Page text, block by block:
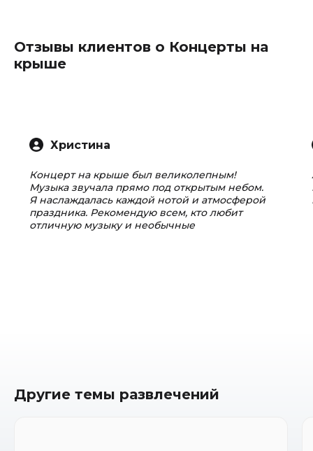
Отзывы клиентов о Концерты на
крыше
Христина
Концерт на крыше был великолепным!
Музыка звучала прямо под открытым небом.
Я наслаждалась каждой нотой и атмосферой
праздника. Рекомендую всем, кто любит
отличную музыку и необычные
Другие темы развлечений